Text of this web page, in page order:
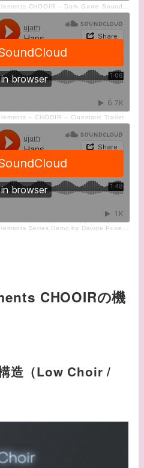
CHOOIR – Dark Game Soundtrack
– CHOOIR – Cinematic Trailer
Series Demo by Davide Puxeddu
CHOOIRの機
造（Low Choir /